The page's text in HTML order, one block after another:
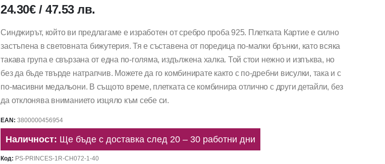
24.30€ /47.53лв.
Синджирът, който ви предлагаме е изработен от сребро проба 925. Плетката Картие е силно
застъпена в световната бижутерия. Тя е съставена от поредица по-малки брънки, като всяка
такава група е свързана от една по-голяма, издължена халка. Той стои нежно и изпъква, но
без да бъде твърде натрапчив. Можете да го комбинирате както с по-дребни висулки, така и с
по-масивни медальони. В същото време, плетката се комбинира отлично с други детайли, без
да отклонява вниманието изцяло към себе си.
EAN:3800000456954
Наличност: Ще бъде с доставка след 20 – 30 работни дни
Код: PS-PRINCES-1R-CH072-1-40